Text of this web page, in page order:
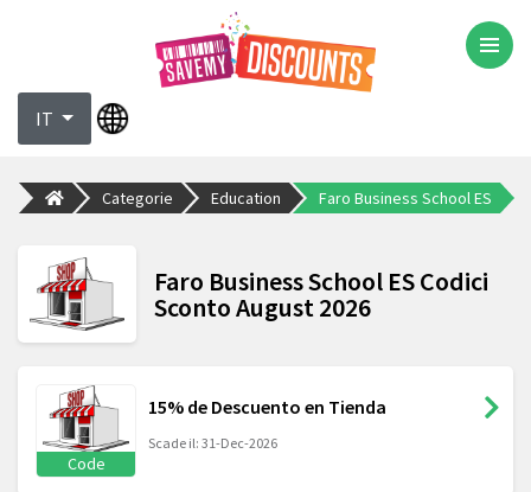
IT
Categorie Education Faro Business School ES
Faro Business School ES Codici
Sconto August 2026
Code
15% de Descuento en Tienda
Scade il: 31-Dec-2026